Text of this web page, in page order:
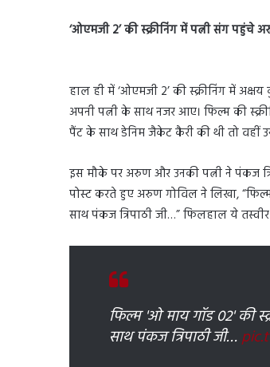
‘ओएमजी 2’की स्क्रीनिंग में पत्नी संग पहुंचे
हाल ही में ‘ओएमजी 2’ की स्क्रीनिंग में
अपनी पत्नी के साथ नजर आए। फिल्म की
पैंट के साथ डेनिम जैकेट कैरी की थी तो वहीं
इस मौके पर अरुण और उनकी पत्नी ने पंकज
पोस्ट करते हुए अरुण गोविल ने लिखा, “फिल्म
साथ पंकज त्रिपाठी जी…” फिलहाल ये
फिल्म 'ओ माय गॉड 02' की
साथ पंकज त्रिपाठी जी…